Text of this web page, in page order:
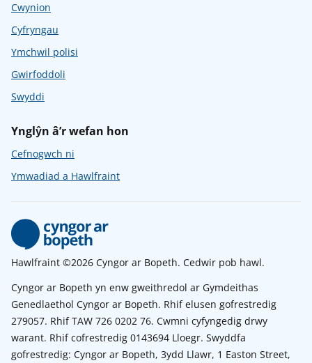
Cwynion
Cyfryngau
Ymchwil polisi
Gwirfoddoli
Swyddi
Ynglŷn â’r wefan hon
Cefnogwch ni
Ymwadiad a Hawlfraint
Hawlfraint ©2026 Cyngor ar Bopeth. Cedwir pob hawl.
Cyngor ar Bopeth yn enw gweithredol ar Gymdeithas
Genedlaethol Cyngor ar Bopeth. Rhif elusen gofrestredig
279057. Rhif TAW 726 0202 76. Cwmni cyfyngedig drwy
warant. Rhif cofrestredig 0143694 Lloegr. Swyddfa
gofrestredig: Cyngor ar Bopeth, 3ydd Llawr, 1 Easton Street,